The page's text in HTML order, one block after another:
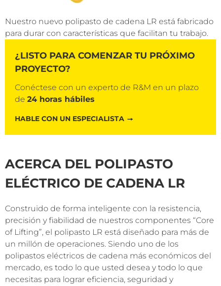
Nuestro nuevo polipasto de cadena LR está fabricado
para durar con características que facilitan tu trabajo.
¿LISTO PARA COMENZAR TU PRÓXIMO
PROYECTO?
Conéctese con un experto de R&M en un plazo
de 24 horas hábiles
HABLE CON UN ESPECIALISTA
ACERCA DEL POLIPASTO
ELÉCTRICO DE CADENA LR
Construido de forma inteligente con la resistencia,
precisión y fiabilidad de nuestros componentes “Core
of Lifting”, el polipasto LR está diseñado para más de
un millón de operaciones. Siendo uno de los
polipastos eléctricos de cadena más económicos del
mercado, es todo lo que usted desea y todo lo que
necesitas para lograr eficiencia, seguridad y